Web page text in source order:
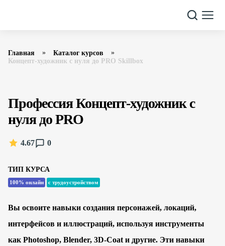
Главная
Каталог курсов
Концепт-художник с нуля до PRO Skillbox
Профессия Концепт-художник с
нуля до PRO
4.67 0
ТИП КУРСА
100% онлайн с трудоустройством
Вы освоите навыки создания персонажей, локаций,
интерфейсов и иллюстраций, используя инструменты
как Photoshop, Blender, 3D-Coat и другие. Эти навыки